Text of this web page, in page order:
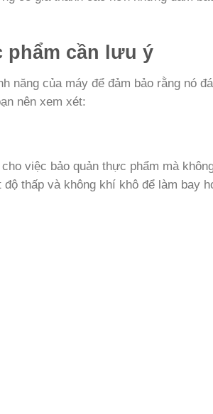
phẩm cần lưu ý
năng của máy để đảm bảo rằng nó
nên xem xét:
việc bảo quản thực phẩm mà
thấp và không khí khô để làm bay